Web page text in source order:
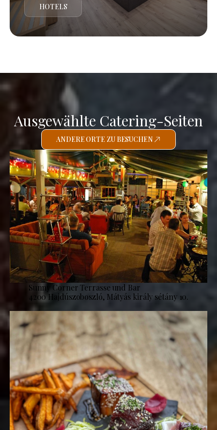
HOTELS
Ausgewählte Catering-Seiten
ANDERE ORTE ZU BESUCHEN
Sunny Corner Terrasse und Bar
4200 Hajdúszoboszló, Mátyás király sétány 10.